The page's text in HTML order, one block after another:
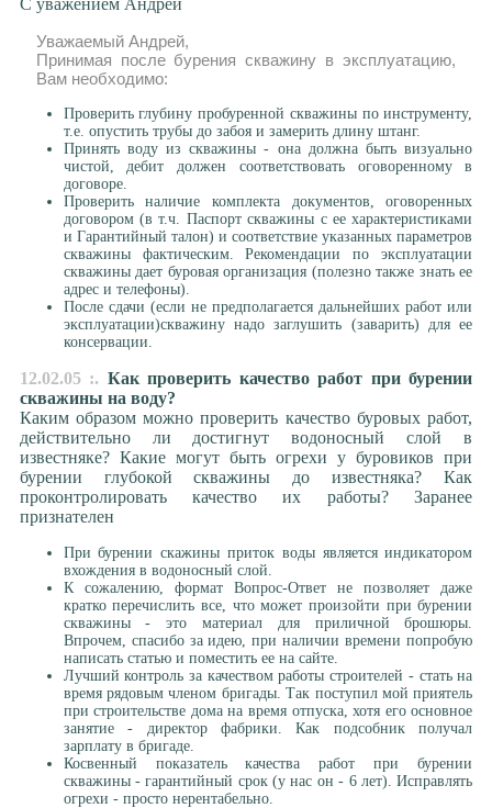
С уважением Андрей
Уважаемый Андрей,
Принимая после бурения скважину в эксплуатацию,
Вам необходимо:
Проверить глубину пробуренной скважины по инструменту,
т.е. опустить трубы до забоя и замерить длину штанг.
Принять воду из скважины - она должна быть визуально
чистой, дебит должен соответствовать оговоренному в
договоре.
Проверить наличие комплекта документов, оговоренных
договором (в т.ч. Паспорт скважины с ее характеристиками
и Гарантийный талон) и соответствие указанных параметров
скважины фактическим. Рекомендации по эксплуатации
скважины дает буровая организация (полезно также знать ее
адрес и телефоны).
После сдачи (если не предполагается дальнейших работ или
эксплуатации)скважину надо заглушить (заварить) для ее
консервации.
12.02.05 :. Как проверить качество работ при бурении
скважины на воду?
Каким образом можно проверить качество буровых работ,
действительно ли достигнут водоносный слой в
известняке? Какие могут быть огрехи у буровиков при
бурении глубокой скважины до известняка? Как
проконтролировать качество их работы? Заранее
признателен
При бурении скажины приток воды является индикатором
вхождения в водоносный слой.
К сожалению, формат Вопрос-Ответ не позволяет даже
кратко перечислить все, что может произойти при бурении
скважины - это материал для приличной брошюры.
Впрочем, спасибо за идею, при наличии времени попробую
написать статью и поместить ее на сайте.
Лучший контроль за качеством работы строителей - стать на
время рядовым членом бригады. Так поступил мой приятель
при строительстве дома на время отпуска, хотя его основное
занятие - директор фабрики. Как подсобник получал
зарплату в бригаде.
Косвенный показатель качества работ при бурении
скважины - гарантийный срок (у нас он - 6 лет). Исправлять
огрехи - просто нерентабельно.